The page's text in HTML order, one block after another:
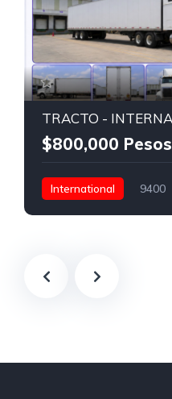
TRACTO -
$800,000 Pesos
International 9400